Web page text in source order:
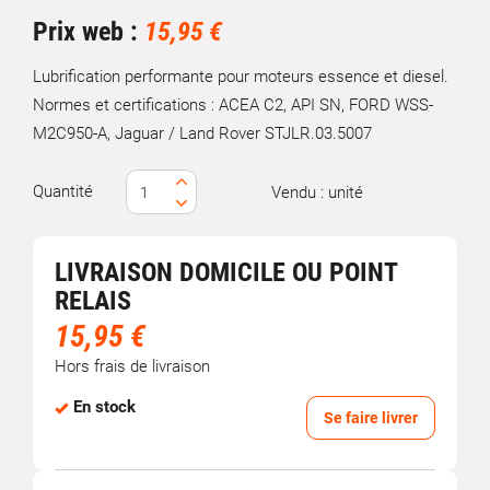
Prix web : 15,95 €
Lubrification performante pour moteurs essence et diesel.
Normes et certifications : ACEA C2, API SN, FORD WSS-
M2C950-A, Jaguar / Land Rover STJLR.03.5007
Quantité Vendu : unité
LIVRAISON DOMICILE OU POINT
RELAIS
15,95 €
Hors frais de livraison
En stock
Se faire livrer